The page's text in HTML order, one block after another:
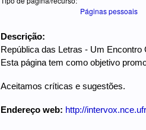
Páginas pessoais
Descrição:
República das Letras - Um Encontro
Esta página tem como objetivo
Aceitamos críticas e sugestões.
Endereço web: http://